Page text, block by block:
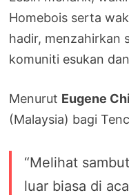
Homebois serta
hadir, menzahirkan
komuniti esukan
Menurut Eugene
(Malaysia) bagi
“Melihat
luar biasa di